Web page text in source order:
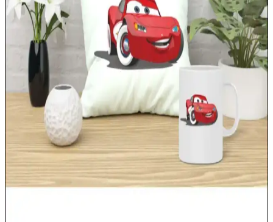
Elsa desenli yastıklar, çocuk odalarını masalsı hale getirir,
dekorasyon ve fonksiyonellik sağlar. Renkli ve detaylı tasarımlarla
odalara neşe ve hayal gücü katar.
Superman Temalı Çocuk Odası Nevresim Takımı ile
Dekorasyonunuza Güç Katın
Superman nevresim takımları, çocuk odalarına canlılık ve şıklık
kazandırır. Renkler ve motiflerle odanın atmosferini güçlendirirken,
kaliteli malzemeleriyle dayanıklılık sağlar.
Oyun Çadırlarıyla Dekorasyonun Eğlenceli ve
Fonksiyonel Dünyası
Çocukların hayal dünyasını genişleten, güvenli ve estetik oyun
çadırları iç ve dış mekan dekorasyonunda canlılık ve fonksiyonellik